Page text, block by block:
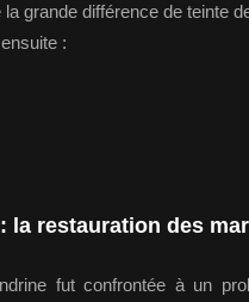
la grande différence de teinte
:
la restauration des
fut confrontée à un